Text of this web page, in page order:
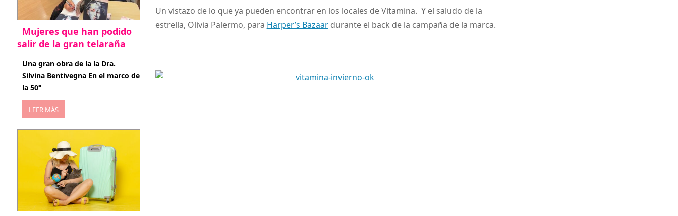
Un vistazo de lo que ya pueden encontrar en los locales de Vitamina. Y el saludo de la
estrella, Olivia Palermo, para Harper’s Bazaardurante el back de la campaña de la marca.
Mujeres que han podido
salir de la gran telaraña
abril 29, 2026
Una gran obra de la la Dra.
Silvina Bentivegna En el marco de
la 50°
LEER MÁS